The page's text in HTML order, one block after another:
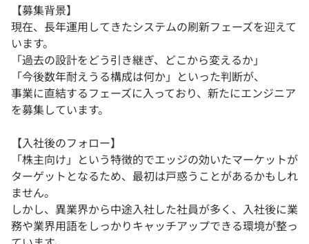
【募集背景】
現在、長年運用してきたシステムの刷新フェーズを迎えて
います。
「過去の設計をどう引き継ぎ、どこから変えるか」
「今後数年耐えうる構成は何か」といった判断が、
事業に直結するフェーズに入っており、新たにエンジニア
を募集しています。
【入社後のフォロー】
「株主向け」という特徴的でエッジの効いたマーケットが
ターゲットとなるため、最初は戸惑うことがあるかもしれ
ません。
しかし、異業界から中途入社した社員が多く、入社後に業
務や業界用語をしっかりキャッチアップできる環境が整っ